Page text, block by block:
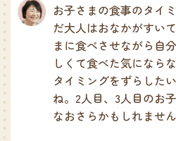
お子さまの食事のタイ
だ大人はおなかがすい
まに食べさせながら自
しくて食べた気になら
タイミングをずらした
ね。2人目、3人目のお
なおさらかもしれません